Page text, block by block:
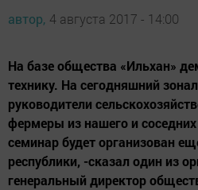
автор, 4 августа 2017 - 14:00
На базе общества «Ильхан»
технику. На сегодняшний
руководители
фермеры из нашего и
семинар будет организован
республики, -сказал один из
генеральный директор